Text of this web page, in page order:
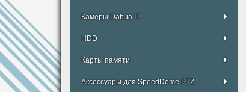
Камеры Dahua IP
HDD
Карты памяти
Аксессуары для SpeedDome PTZ